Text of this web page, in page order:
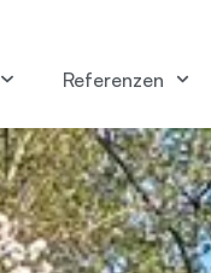
Referenzen